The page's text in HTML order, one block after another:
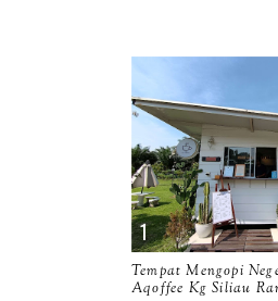
Tempat Mengopi
Aqoffee Kg Siliau